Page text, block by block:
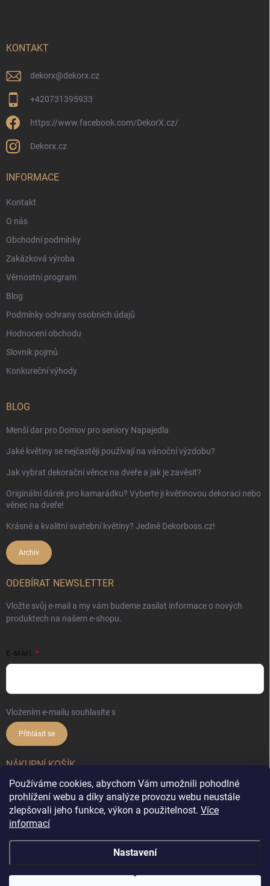
Používáme cookies, abychom Vám umožnili pohodlné
prohlížení webu a díky analýze provozu webu neustále
zlepšovali jeho funkce, výkon a použitelnost. Více
informací
Nastavení
KONTAKT
dekorx@dekorx.cz
+420731395933
https://www.facebook.com/DekorX.cz/
Dekorx.cz
INFORMACE
Kontakt
O nás
Obchodní podmínky
Zakázková výroba
Věrnostní program
Blog
Podmínky ochrany osobních údajů
Hodnocení obchodu
Slovník pojmů
Konkureční výhody
BLOG
Menší dar pro Domov pro seniory Napajedla
Jaké květiny se nejčastěji používají na vánoční výzdobu?
Jak vybrat dekorační věnce na dveře a jak je zavěsit?
Originální dárek pro kamarádku? Vyberte ji květinovou dekoraci nebo
věnec na dveře!
Krásné a kvalitní svatební květiny? Jedině Dekorboss.cz!
Archiv
ODEBÍRAT NEWSLETTER
Vložte svůj e-mail a my vám budeme zasílat informace o nových
produktech na našem e-shopu.
E-MAIL
Vložením e-mailu souhlasíte s
Přihlásit se
NÁKUPNÍ KOŠÍK
0ks /0 Kč
. Všechna práva vyhrazena.